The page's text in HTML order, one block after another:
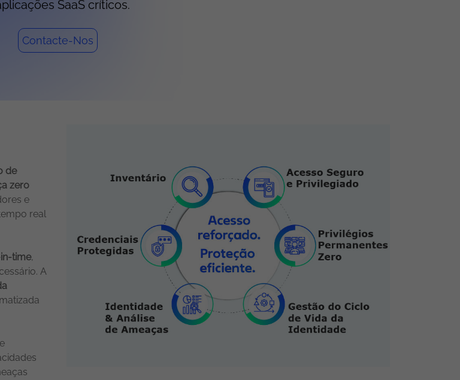
SaaS críticos.
Contacte-Nos
de
zero
e
real
time,
A